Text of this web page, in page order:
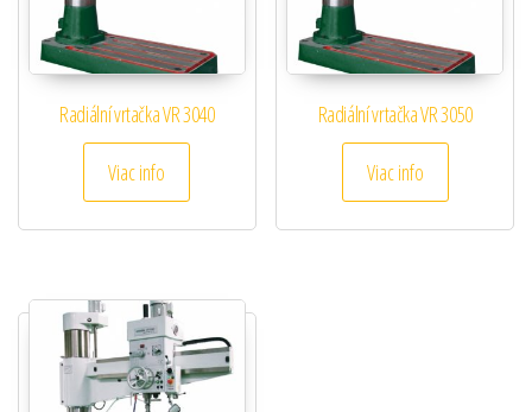
Radiální vrtačka VR 3040
Viac info
Radiální vrtačka VR 3050
Viac info